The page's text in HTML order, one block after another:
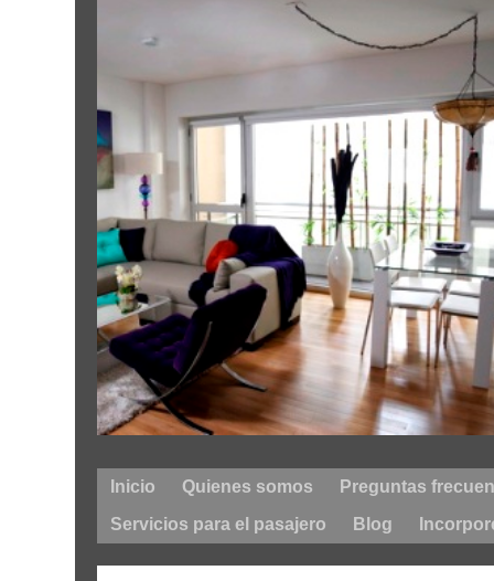
Inicio Quienes somos
Preguntas
Servicios para el pasajero
Blog